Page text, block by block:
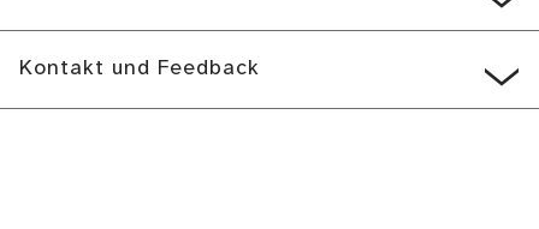
Kontakt und Feedback